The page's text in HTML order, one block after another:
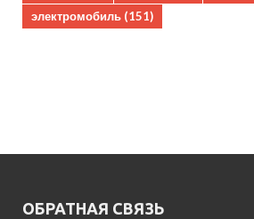
электромобиль (151)
ОБРАТНАЯ СВЯЗЬ